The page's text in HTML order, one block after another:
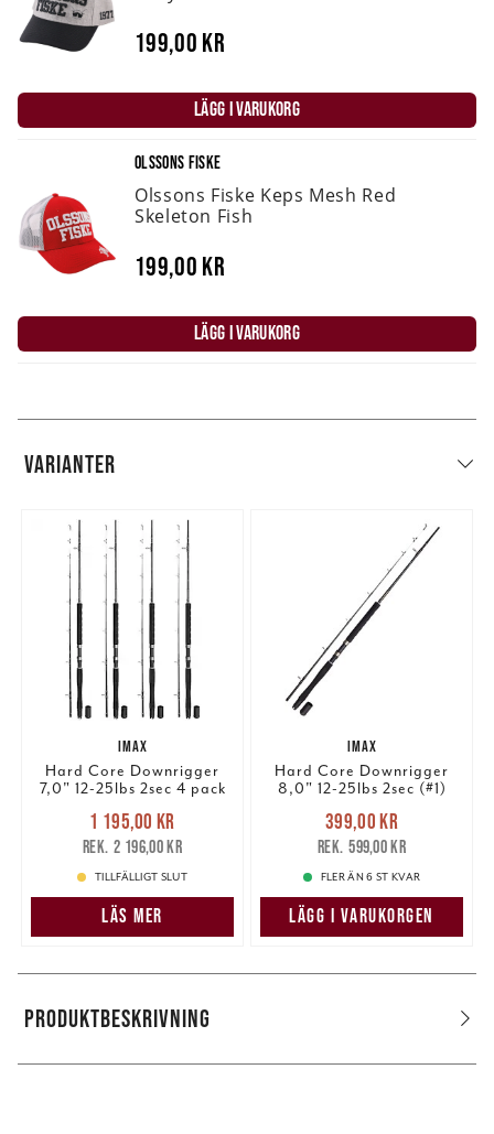
199,00 kr
LÄGG I VARUKORG
OLSSONS FISKE
Olssons Fiske Keps Mesh Red
Skeleton Fish
199,00 kr
LÄGG I VARUKORG
VARIANTER
IMAX
Hard Core Downrigger
7,0" 12-25lbs 2sec 4 pack
Nuvarande pris
1 195,00 krTidigare pris
2 196,00 kr
1 195,00 kr
2 196,00 kr
TILLFÄLLIGT SLUT
LÄS MER
IMAX
Hard Core Downrigger
8,0" 12-25lbs 2sec (#1)
Nuvarande pris
399,00 krTidigare pris
599,00 kr
399,00 kr
599,00 kr
FLER ÄN 6 ST KVAR
LÄGG I VARUKORGEN
PRODUKTBESKRIVNING